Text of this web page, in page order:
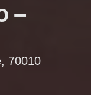
–
70010